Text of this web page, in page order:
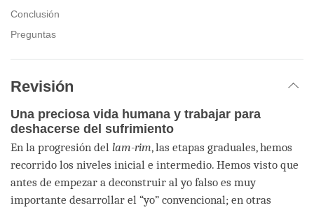
Conclusión
Preguntas
Revisión
Una preciosa vida humana y trabajar para
deshacerse del sufrimiento
En la progresión del lam-rim, las etapas graduales, hemos
recorrido los niveles inicial e intermedio. Hemos visto que
antes de empezar a deconstruir al yo falso es muy
importante desarrollar el “yo” convencional; en otras